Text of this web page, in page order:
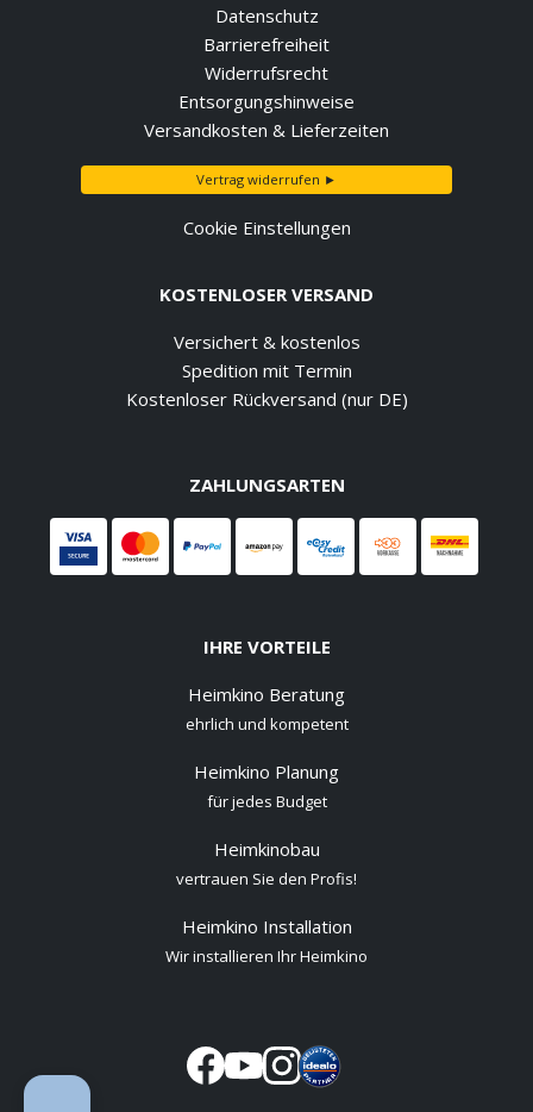
Datenschutz
Barrierefreiheit
Widerrufsrecht
Entsorgungshinweise
Versandkosten & Lieferzeiten
Vertrag widerrufen ►
Cookie Einstellungen
KOSTENLOSER VERSAND
Versichert & kostenlos
Spedition mit Termin
Kostenloser Rückversand (nur DE)
ZAHLUNGSARTEN
IHRE VORTEILE
Heimkino Beratung
ehrlich und kompetent
Heimkino Planung
für jedes Budget
Heimkinobau
vertrauen Sie den Profis!
Heimkino Installation
Wir installieren Ihr Heimkino